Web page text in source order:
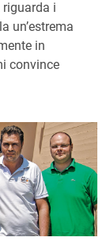
i
un’estrema
in
convince